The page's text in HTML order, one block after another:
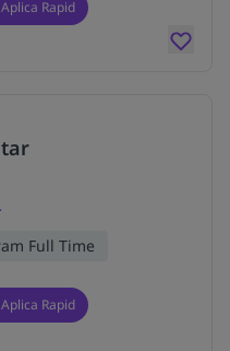
Aplica Rapid
Full Time
Aplica Rapid